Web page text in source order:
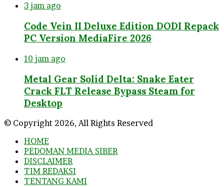
3 jam ago
Code Vein II Deluxe Edition DODI Repack
PC Version MediaFire 2026
10 jam ago
Metal Gear Solid Delta: Snake Eater
Crack FLT Release Bypass Steam for
Desktop
© Copyright 2026, All Rights Reserved
HOME
PEDOMAN MEDIA SIBER
DISCLAIMER
TIM REDAKSI
TENTANG KAMI